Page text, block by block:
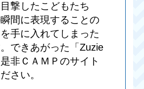
撃したこどもたち
間に表現することの
手に入れてしまった
できあがった「Zuzie
非ＣＡＭＰのサイト
さい。